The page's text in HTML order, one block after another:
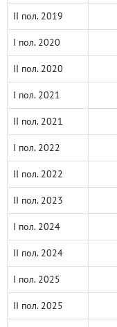
II пол. 2019
I пол. 2020
II пол. 2020
I пол. 2021
II пол. 2021
I пол. 2022
II пол. 2022
II пол. 2023
I пол. 2024
II пол. 2024
I пол. 2025
II пол. 2025